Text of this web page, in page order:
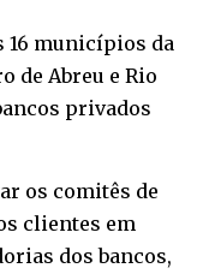
16 municípios da
de Abreu e Rio
privados
os comitês de
clientes em
dos bancos,